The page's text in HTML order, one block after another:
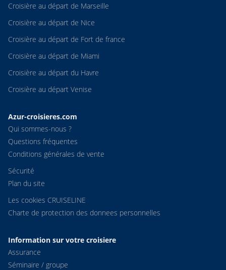
Croisière au départ de Marseille
Croisière au départ de Nice
Croisière au départ de Fort de france
Croisière au départ de Miami
Croisière au départ du Havre
Croisière au départ Venise
Azur-croisieres.com
Qui sommes-nous ?
Questions fréquentes
Conditions générales de vente
Sécurité
Plan du site
Les cookies CRUISELINE
Charte de protection des donnees personnelles
Information sur votre croisiere
Assurance
Séminaire / groupe